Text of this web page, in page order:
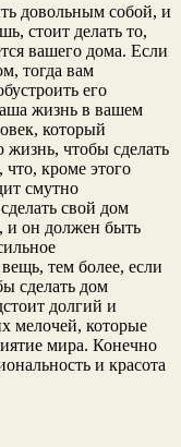
довольным собой, и
стоит делать то,
вашего дома. Если
тогда вам
его
жизнь в вашем
который
жизнь, чтобы сделать
что, кроме этого
смутно
свой дом
и он должен быть
тем более, если
сделать дом
долгий и
мелочей, которые
мира. Конечно
и красота